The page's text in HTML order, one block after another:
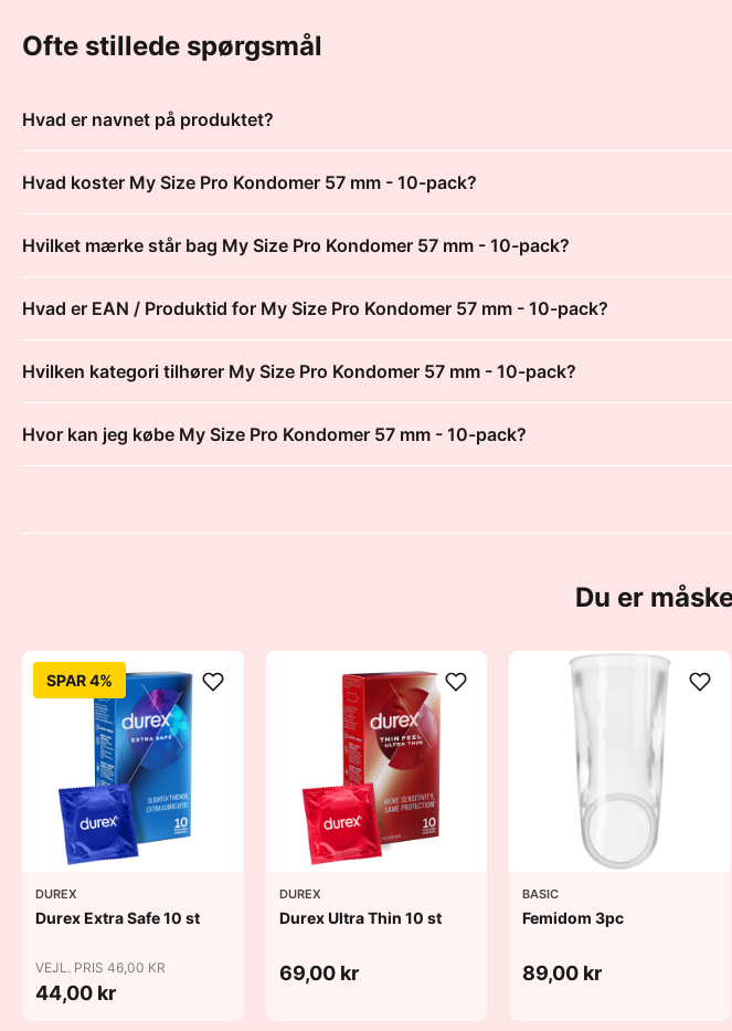
Ofte stillede spørgsmål
Hvad er navnet på produktet?
Hvad koster My Size Pro Kondomer 57 mm - 10-pack?
Hvilket mærke står bag My Size Pro Kondomer 57 mm - 10-pack?
Hvad er EAN / Produktid for My Size Pro Kondomer 57 mm - 10-pack?
Hvilken kategori tilhører My Size Pro Kondomer 57 mm - 10-pack?
Hvor kan jeg købe My Size Pro Kondomer 57 mm - 10-pack?
Du er
SPAR 4%
DUREX
Durex Extra Safe 10 st
VEJL. PRIS 46,00 KR
44,00 kr
DUREX
Durex Ultra Thin 10 st
69,00 kr
BASIC
Femidom 3pc
89,00 kr